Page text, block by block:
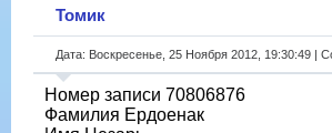
Томик
Дата: Воскресенье, 25 Ноября 2012, 19:30:49 |
Номер записи 70806876
Фамилия Ердоенак